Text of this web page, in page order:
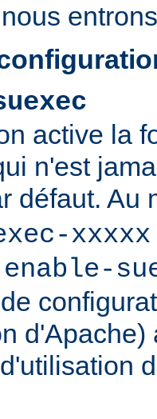
active la
n'est
défaut. Au
xxxxx
d'Apache)